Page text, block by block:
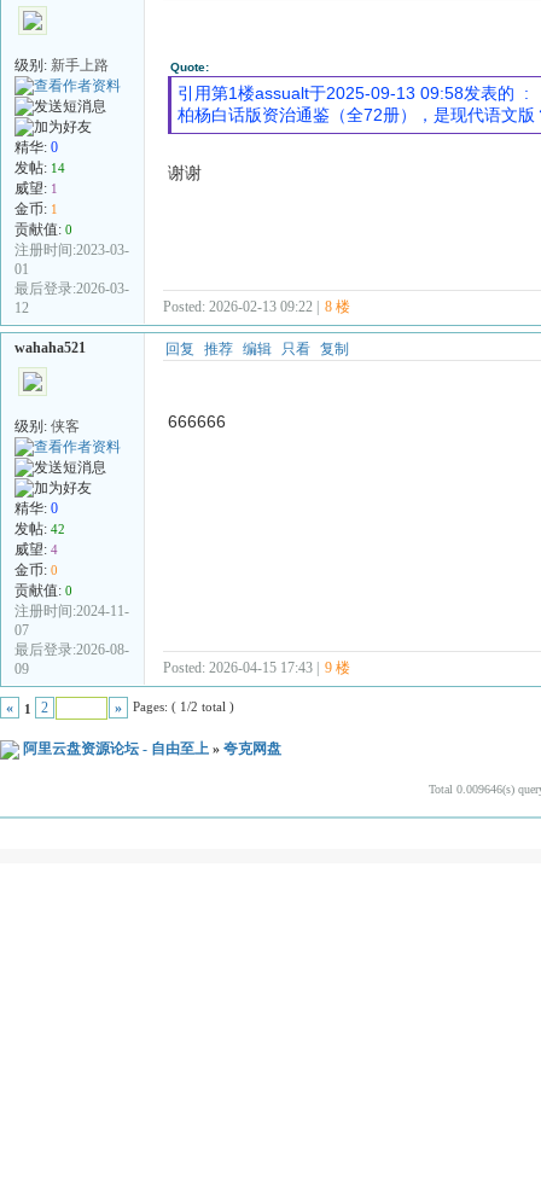
级别: 新手上路
精华: 0
发帖: 14
威望: 1
金币: 1
贡献值: 0
注册时间:2023-03-
01
最后登录:2026-03-
12
Quote:
引用第1楼assualt于2025-09-13 09:58发表的 :
柏杨白话版资治通鉴（全72册），是现代语文版
谢谢
Posted: 2026-02-13 09:22 | 8 楼
wahaha521
级别: 侠客
精华: 0
发帖: 42
威望: 4
金币: 0
贡献值: 0
注册时间:2024-11-
07
最后登录:2026-08-
09
回复 推荐 编辑 只看 复制
666666
Posted: 2026-04-15 17:43 | 9 楼
« 1 2 » Pages: ( 1/2 total )
阿里云盘资源论坛 - 自由至上 » 夸克网盘
Total 0.009646(s)